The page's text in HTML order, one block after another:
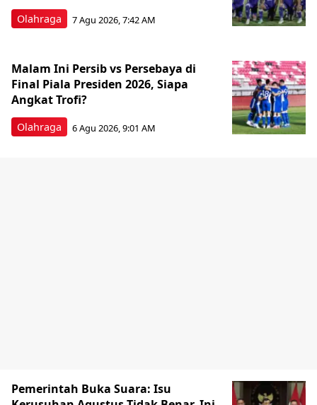
Olahraga 7 Agu 2026, 7:42 AM
Olahraga
Malam Ini Persib vs Persebaya di
Final Piala Presiden 2026, Siapa
Angkat Trofi?
6 Agu 2026, 9:01 AM
Pemerintah Buka Suara: Isu